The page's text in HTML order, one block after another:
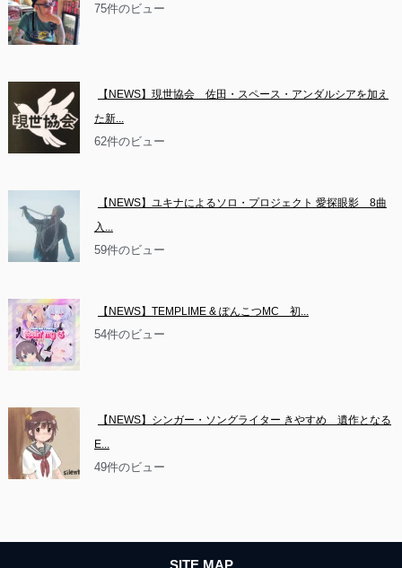
75件のビュー
【NEWS】現世協会　佐田・スペース・アンダルシアを加え
た新...
62件のビュー
【NEWS】ユキナによるソロ・プロジェクト 愛探眼影　8曲
入...
59件のビュー
【NEWS】TEMPLIME & ぽんこつMC　初...
54件のビュー
【NEWS】シンガー・ソングライター きやすめ　遺作となる
E...
49件のビュー